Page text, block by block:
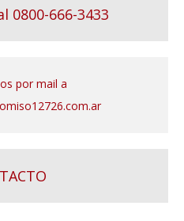
0800-666-3433
por mail a